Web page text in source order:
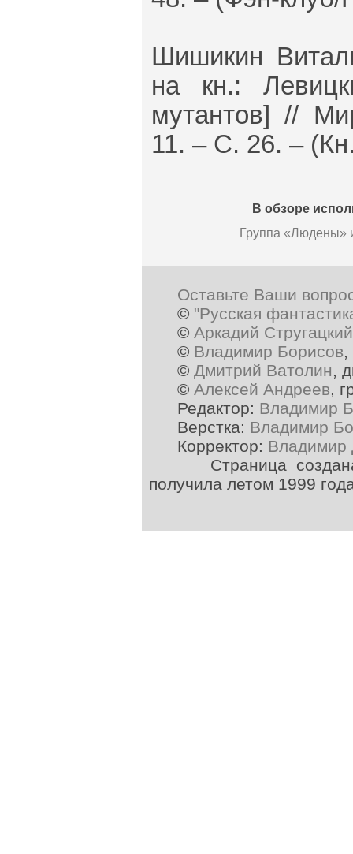
Шишикин
на кн.:
мутантов] //
11. – С. 26. –
В обзоре
Группа «Людены»
Оставьте Ваши
© "Русская
© Аркадий
© Владимир Борисов,
© Дмитрий Ватолин,
© Алексей Андреев,
Редактор: Владимир
Верстка: Владимир
Корректор: Владимир
Страница создана
получила летом 1999